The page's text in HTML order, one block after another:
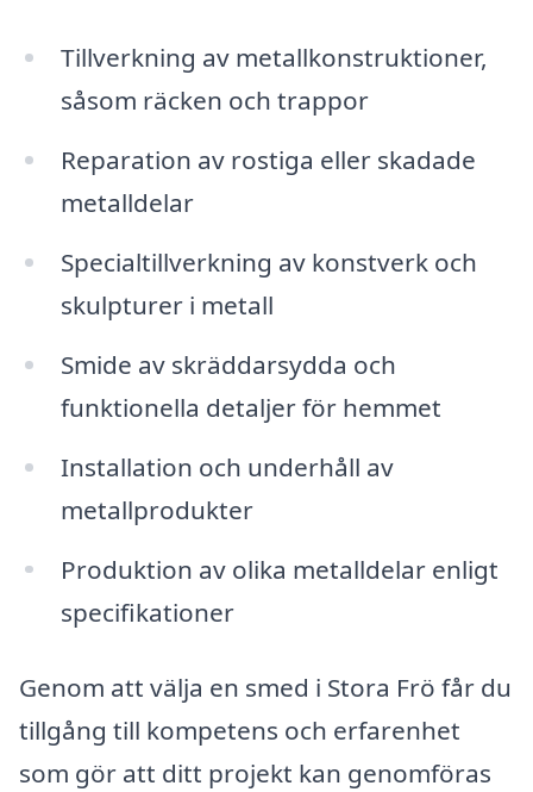
Tillverkning av metallkonstruktioner,
såsom räcken och trappor
Reparation av rostiga eller skadade
metalldelar
Specialtillverkning av konstverk och
skulpturer i metall
Smide av skräddarsydda och
funktionella detaljer för hemmet
Installation och underhåll av
metallprodukter
Produktion av olika metalldelar enligt
specifikationer
Genom att välja en smed i Stora Frö får du
tillgång till kompetens och erfarenhet
som gör att ditt projekt kan genomföras